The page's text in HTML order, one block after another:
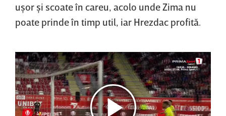
uşor şi scoate în careu, acolo unde Zima nu
poate prinde în timp util, iar Hrezdac profită.